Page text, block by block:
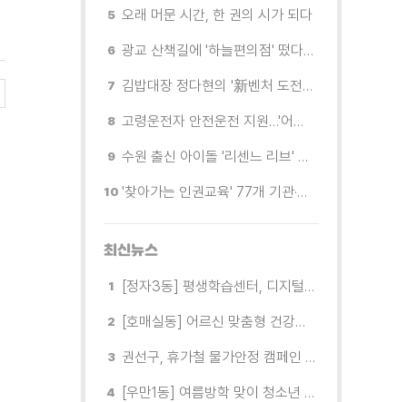
오래 머문 시간, 한 권의 시가 되다
광교 산책길에 '하늘편의점' 떴다… 드론배송 시연
김밥대장 정다현의 '新벤처 도전이야기'
고령운전자 안전운전 지원…'어르신 운전중' 표지 무료 배부
수원 출신 아이돌 '리센느 리브' 추천! 직접 따라가 본 수원 필수 코스
'찾아가는 인권교육' 77개 기관·단체 방문해 맞춤형 인권교육 진행
최신뉴스
[정자3동] 평생학습센터, 디지털 생활문해교실 개강
[호매실동] 어르신 맞춤형 건강특화사업 「은빛반짝 실버종이공방」 운영
권선구, 휴가철 물가안정 캠페인 전개
[우만1동] 여름방학 맞이 청소년 유해환경 캠페인 실시